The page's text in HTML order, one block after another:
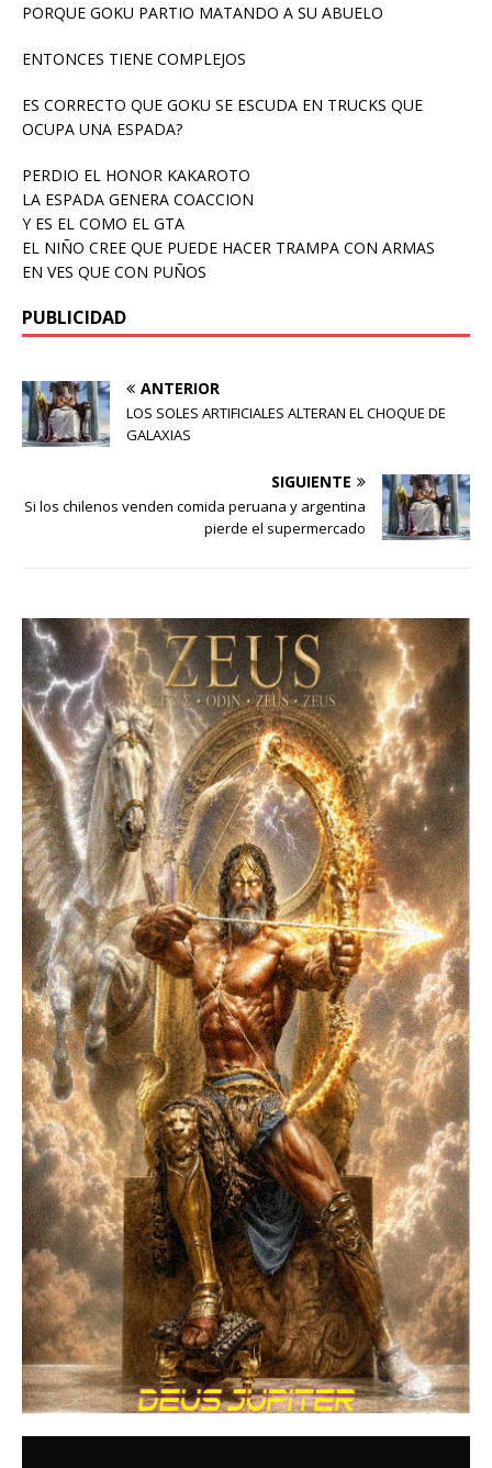
PORQUE GOKU PARTIO MATANDO A SU ABUELO
ENTONCES TIENE COMPLEJOS
ES CORRECTO QUE GOKU SE ESCUDA EN TRUCKS QUE
OCUPA UNA ESPADA?
PERDIO EL HONOR KAKAROTO
LA ESPADA GENERA COACCION
Y ES EL COMO EL GTA
EL NIÑO CREE QUE PUEDE HACER TRAMPA CON ARMAS
EN VES QUE CON PUÑOS
PUBLICIDAD
ANTERIOR
LOS SOLES ARTIFICIALES ALTERAN EL CHOQUE DE
GALAXIAS
SIGUIENTE
Si los chilenos venden comida peruana y argentina
pierde el supermercado